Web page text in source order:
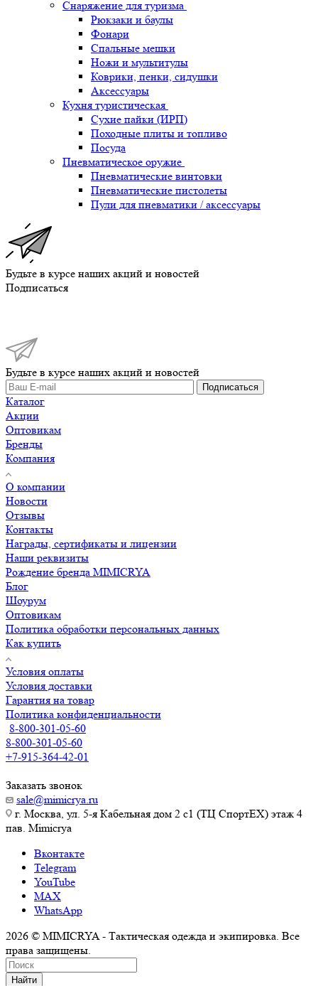
Снаряжение для туризма
Рюкзаки и баулы
Фонари
Спальные мешки
Ножи и мультитулы
Коврики, пенки, сидушки
Аксессуары
Кухня туристическая
Сухие пайки (ИРП)
Походные плиты и топливо
Посуда
Пневматическое оружие
Пневматические винтовки
Пневматические пистолеты
Пули для пневматики / аксессуары
Будьте в курсе наших акций и новостей
Подписаться
Будьте в курсе наших акций и новостей
Подписаться
Каталог
Акции
Оптовикам
Бренды
Компания
О компании
Новости
Отзывы
Контакты
Награды, сертификаты и лицензии
Наши реквизиты
Рождение бренда MIMICRYA
Блог
Шоурум
Оптовикам
Политика обработки персональных данных
Как купить
Условия оплаты
Условия доставки
Гарантия на товар
Политика конфиденциальности
8-800-301-05-60
8-800-301-05-60
+7-915-364-42-01
Заказать звонок
sale@mimicrya.ru
г. Москва, ул. 5-я Кабельная дом 2 с1 (ТЦ СпортEX) этаж 4
пав. Mimicrya
Вконтакте
Telegram
YouTube
MAX
WhatsApp
2026 © MIMICRYA - Тактическая одежда и экипировка. Все
права защищены.
Найти